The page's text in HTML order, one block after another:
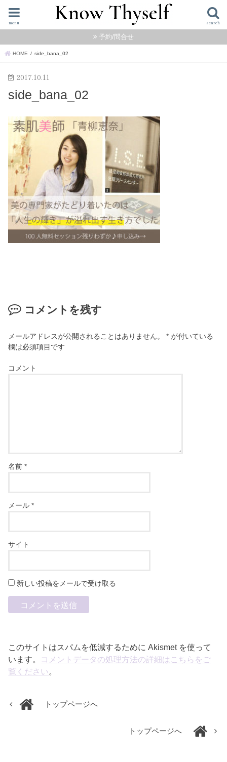
search
menu
予約/問合せ
HOME side_bana_02
2017.10.11
side_bana_02
コメントを残す
メールアドレスが公開されることはありません。 * が付いている
欄は必須項目です
コメント
名前*
メール*
サイト
新しい投稿をメールで受け取る
このサイトはスパムを低減するために Akismet を使って
います。
コメントデータの処理方法の詳細はこちらをご
覧ください。
トップページへ
トップページへ